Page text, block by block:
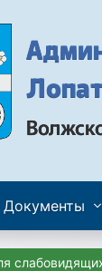
Документы